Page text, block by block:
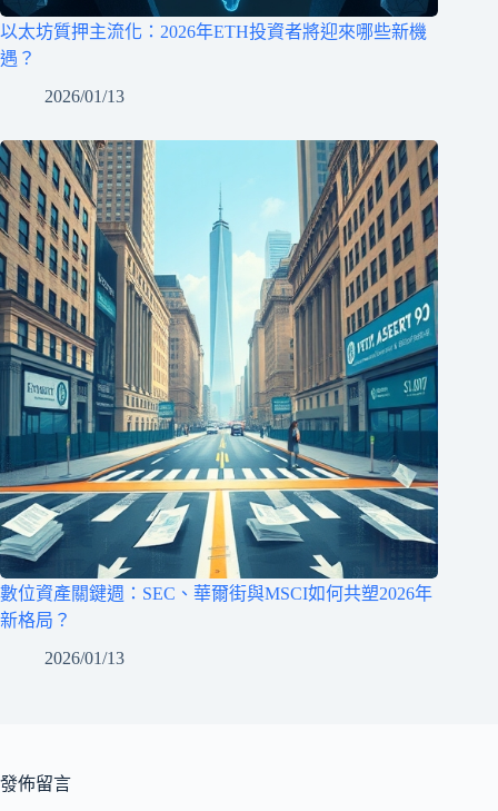
以太坊質押主流化：2026年ETH投資者將迎來哪些新機
遇？
2026/01/13
數位資產關鍵週：SEC、華爾街與MSCI如何共塑2026年
新格局？
2026/01/13
發佈留言